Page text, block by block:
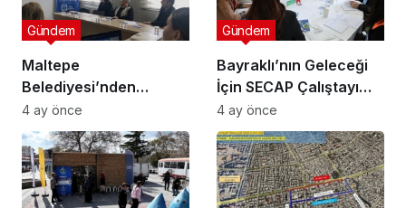
Maltepe
Belediyesi’nden
Muhtarlara Toplumsal
Cinsiyet Eşitliği
Semineri
Gündem
4 ay önce
Bayraklı’nın Geleceği
İçin SECAP Çalıştayı
Düzenlendi
Gündem
4 ay önce